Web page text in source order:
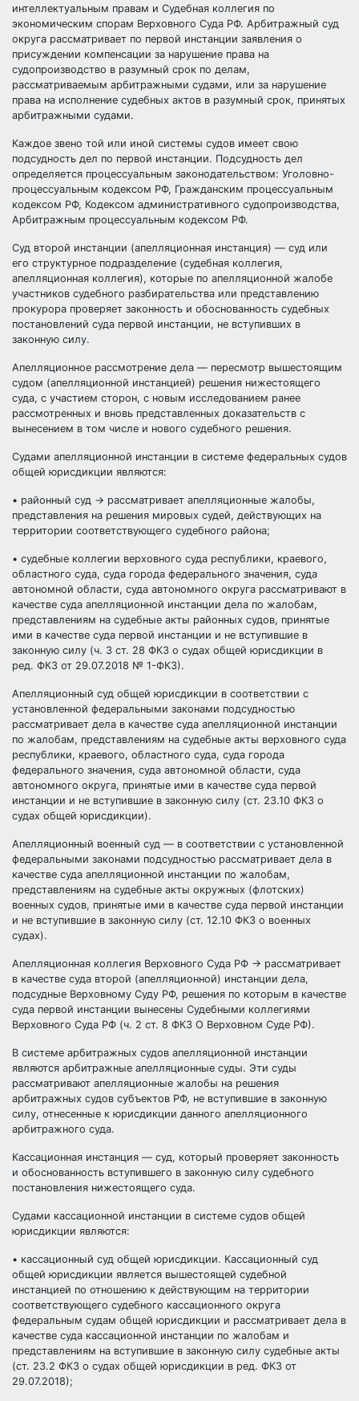
интеллектуальным правам и Судебная коллегия по
экономическим спорам Верховного Суда РФ. Арбитражный суд
округа рассматривает по первой инстанции заявления о
присуждении компенсации за нарушение права на
судопроизводство в разумный срок по делам,
рассматриваемым арбитражными судами, или за нарушение
права на исполнение судебных актов в разумный срок, принятых
арбитражными судами.
Каждое звено той или иной системы судов имеет свою
подсудность дел по первой инстанции. Подсудность дел
определяется процессуальным законодательством: Уголовно-
процессуальным кодексом РФ, Гражданским процессуальным
кодексом РФ, Кодексом административного судопроизводства,
Арбитражным процессуальным кодексом РФ.
Суд второй инстанции (апелляционная инстанция) — суд или
его структурное подразделение (судебная коллегия,
апелляционная коллегия), которые по апелляционной жалобе
участников судебного разбирательства или представлению
прокурора проверяет законность и обоснованность судебных
постановлений суда первой инстанции, не вступивших в
законную силу.
Апелляционное рассмотрение дела — пересмотр вышестоящим
судом (апелляционной инстанцией) решения нижестоящего
суда, с участием сторон, с новым исследованием ранее
рассмотренных и вновь представленных доказательств с
вынесением в том числе и нового судебного решения.
Судами апелляционной инстанции в системе федеральных судов
общей юрисдикции являются:
• районный суд → рассматривает апелляционные жалобы,
представления на решения мировых судей, действующих на
территории соответствующего судебного района;
• судебные коллегии верховного суда республики, краевого,
областного суда, суда города федерального значения, суда
автономной области, суда автономного округа рассматривают в
качестве суда апелляционной инстанции дела по жалобам,
представлениям на судебные акты районных судов, принятые
ими в качестве суда первой инстанции и не вступившие в
законную силу (ч. 3 ст. 28 ФКЗ о судах общей юрисдикции в
ред. ФКЗ от 29.07.2018 № 1-ФКЗ).
Апелляционный суд общей юрисдикции в соответствии с
установленной федеральными законами подсудностью
рассматривает дела в качестве суда апелляционной инстанции
по жалобам, представлениям на судебные акты верховного суда
республики, краевого, областного суда, суда города
федерального значения, суда автономной области, суда
автономного округа, принятые ими в качестве суда первой
инстанции и не вступившие в законную силу (ст. 23.10 ФКЗ о
судах общей юрисдикции).
Апелляционный военный суд — в соответствии с установленной
федеральными законами подсудностью рассматривает дела в
качестве суда апелляционной инстанции по жалобам,
представлениям на судебные акты окружных (флотских)
военных судов, принятые ими в качестве суда первой инстанции
и не вступившие в законную силу (ст. 12.10 ФКЗ о военных
судах).
Апелляционная коллегия Верховного Суда РФ → рассматривает
в качестве суда второй (апелляционной) инстанции дела,
подсудные Верховному Суду РФ, решения по которым в качестве
суда первой инстанции вынесены Судебными коллегиями
Верховного Суда РФ (ч. 2 ст. 8 ФКЗ О Верховном Суде РФ).
В системе арбитражных судов апелляционной инстанции
являются арбитражные апелляционные суды. Эти суды
рассматривают апелляционные жалобы на решения
арбитражных судов субъектов РФ, не вступившие в законную
силу, отнесенные к юрисдикции данного апелляционного
арбитражного суда.
Кассационная инстанция — суд, который проверяет законность
и обоснованность вступившего в законную силу судебного
постановления нижестоящего суда.
Судами кассационной инстанции в системе судов общей
юрисдикции являются:
• кассационный суд общей юрисдикции. Кассационный суд
общей юрисдикции является вышестоящей судебной
инстанцией по отношению к действующим на территории
соответствующего судебного кассационного округа
федеральным судам общей юрисдикции и рассматривает дела в
качестве суда кассационной инстанции по жалобам и
представлениям на вступившие в законную силу судебные акты
(ст. 23.2 ФКЗ о судах общей юрисдикции в ред. ФКЗ от
29.07.2018);